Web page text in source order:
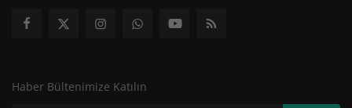
Haber Bültenimize Katılın